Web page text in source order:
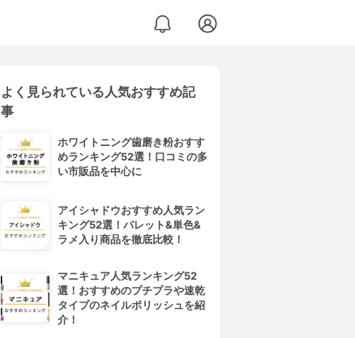
よく見られている人気おすすめ記
事
ホワイトニング歯磨き粉おすす
めランキング52選！口コミの多
い市販品を中心に
アイシャドウおすすめ人気ラン
キング52選！パレット&単色&
ラメ入り商品を徹底比較！
マニキュア人気ランキング52
選！おすすめのプチプラや速乾
タイプのネイルポリッシュを紹
介！